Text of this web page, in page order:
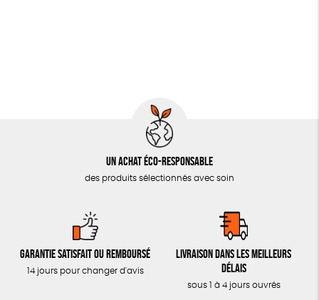
Un achat éco-responsable
des produits sélectionnés avec soin
Garantie satisfait ou remboursé
14 jours pour changer d'avis
Livraison dans les meilleurs
délais
sous 1 à 4 jours ouvrés